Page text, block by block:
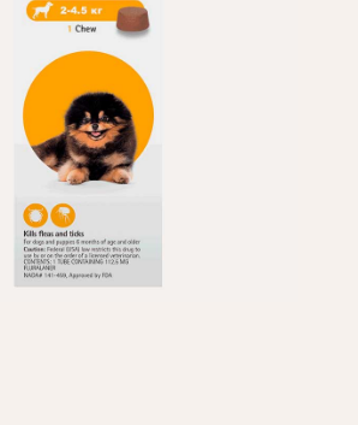
ДЛЯ КОТОВ
Оплата и доставка
Программа лояльности
О Нас
Контакты
+380 (95) 095-00-05